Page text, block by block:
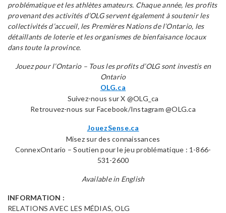
problématique et les athlètes amateurs. Chaque année, les profits
provenant des activités d’OLG servent également à soutenir les
collectivités d’accueil, les Premières Nations de l’Ontario, les
détaillants de loterie et les organismes de bienfaisance locaux
dans toute la province.
Jouez pour l’Ontario – Tous les profits d’OLG sont investis en
Ontario
OLG.ca
Suivez-nous sur X @OLG_ca
Retrouvez-nous sur Facebook/Instagram @OLG.ca
JouezSense.ca
Misez sur des connaissances
ConnexOntario – Soutien pour le jeu problématique : 1-866-
531-2600
Available in English
INFORMATION :
RELATIONS AVEC LES MÉDIAS, OLG